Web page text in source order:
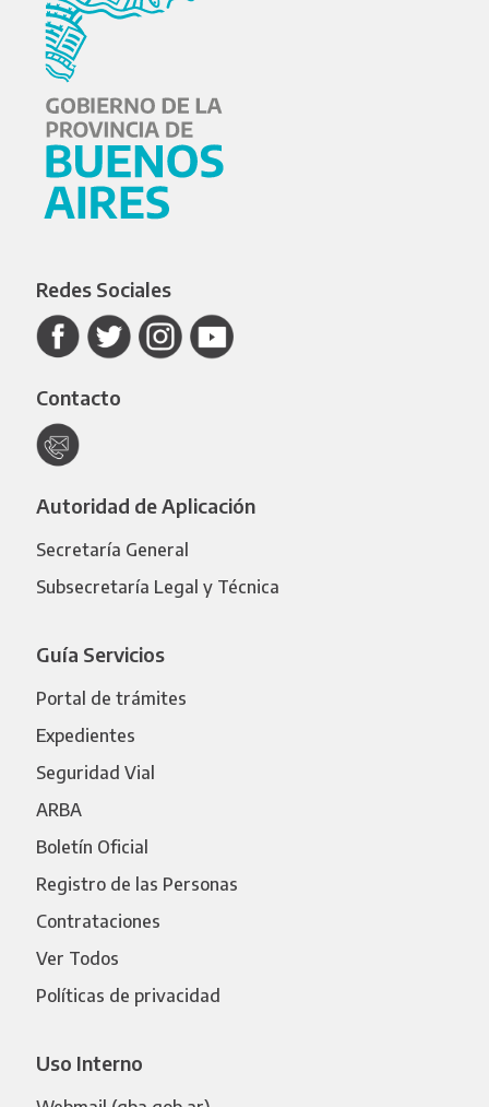
Redes Sociales
Contacto
Autoridad de Aplicación
Secretaría General
Subsecretaría Legal y Técnica
Guía Servicios
Portal de trámites
Expedientes
Seguridad Vial
ARBA
Boletín Oficial
Registro de las Personas
Contrataciones
Ver Todos
Políticas de privacidad
Uso Interno